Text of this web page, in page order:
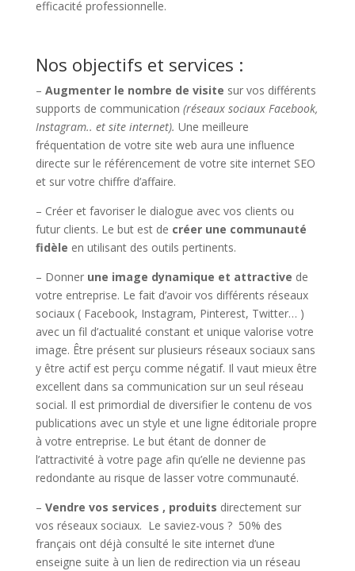
efficacité professionnelle.
Nos objectifs et services :
– Augmenter le nombre de visite sur vos différents
supports de communication (réseaux sociaux Facebook,
Instagram.. et site internet). Une meilleure
fréquentation de votre site web aura une influence
directe sur le référencement de votre site internet SEO
et sur votre chiffre d’affaire.
– Créer et favoriser le dialogue avec vos clients ou
futur clients. Le but est de créer une communauté
fidèle en utilisant des outils pertinents.
– Donnerune image dynamique et attractive de
votre entreprise. Le fait d’avoir vos différents réseaux
sociaux ( Facebook, Instagram, Pinterest, Twitter… )
avec un fil d’actualité constant et unique valorise votre
image. Être présent sur plusieurs réseaux sociaux sans
y être actif est perçu comme négatif. Il vaut mieux être
excellent dans sa communication sur un seul réseau
social. Il est primordial de diversifier le contenu de vos
publications avec un style et une ligne éditoriale propre
à votre entreprise. Le but étant de donner de
l’attractivité à votre page afin qu’elle ne devienne pas
redondante au risque de lasser votre communauté.
– Vendre vos services , produits directement sur
vos réseaux sociaux. Le saviez-vous ? 50% des
français ont déjà consulté le site internet d’une
enseigne suite à un lien de redirection via un réseau